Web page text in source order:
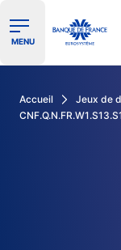
Ouvrir le menu
MENU
Accueil Jeux de